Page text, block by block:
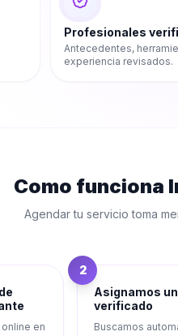
Profesionales
Antecedentes,
experiencia revisados.
Como funciona
Agendar tu servicio toma
en
2
Asignamos
verificado
Buscamos